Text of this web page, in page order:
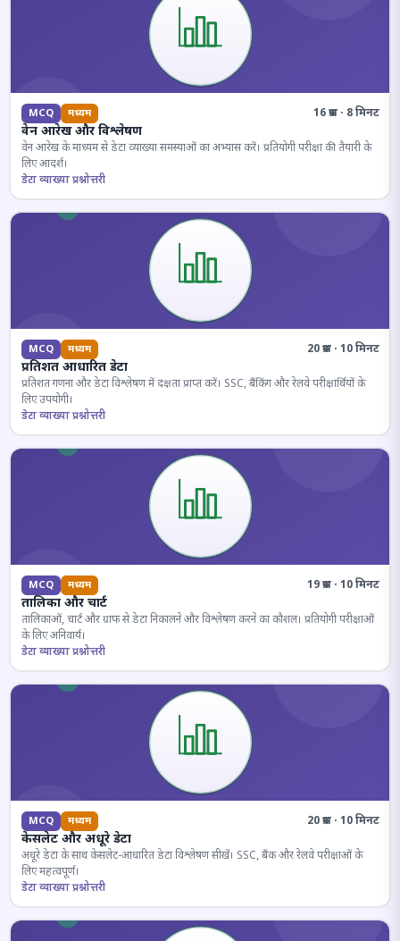
MCQ मध्यम 16 प्रश्न · 8 मिनट
वेन आरेख और विश्लेषण
वेन आरेख के माध्यम से डेटा व्याख्या समस्याओं का अभ्यास करें। प्रतियोगी परीक्षा की तैयारी के
लिए आदर्श।
डेटा व्याख्या प्रश्नोत्तरी
MCQ मध्यम 20 प्रश्न · 10 मिनट
प्रतिशत आधारित डेटा
प्रतिशत गणना और डेटा विश्लेषण में दक्षता प्राप्त करें। SSC, बैंकिंग और रेलवे परीक्षार्थियों के
लिए उपयोगी।
डेटा व्याख्या प्रश्नोत्तरी
MCQ मध्यम 19 प्रश्न · 10 मिनट
तालिका और चार्ट
तालिकाओं, चार्ट और ग्राफ से डेटा निकालने और विश्लेषण करने का कौशल। प्रतियोगी परीक्षाओं
के लिए अनिवार्य।
डेटा व्याख्या प्रश्नोत्तरी
MCQ मध्यम 20 प्रश्न · 10 मिनट
केसलेट और अधूरे डेटा
अधूरे डेटा के साथ केसलेट-आधारित डेटा विश्लेषण सीखें। SSC, बैंक और रेलवे परीक्षाओं के
लिए महत्वपूर्ण।
डेटा व्याख्या प्रश्नोत्तरी